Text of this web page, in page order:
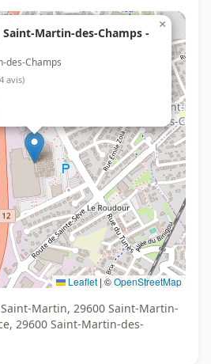
Saint-Martin-des-Champs -
des-Champs
avis)
×
Leaflet |©OpenStreetMap
Saint-Martin, 29600 Saint-Martin-
29600 Saint-Martin-des-